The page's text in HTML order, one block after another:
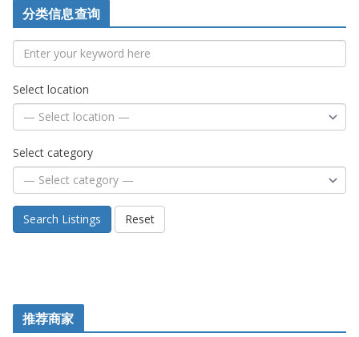
分类信息查询
Select location
Select category
Search Listings Reset
推荐商家